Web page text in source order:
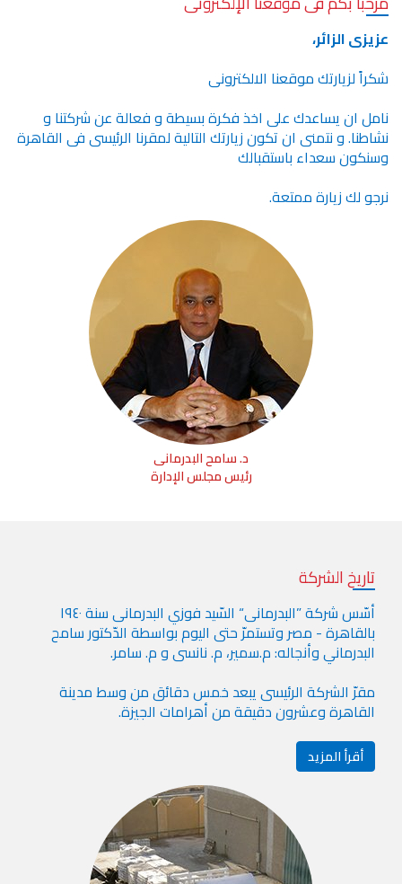
عزيزى الزائر،
شكراً لزيارتك موقعنا الالكترونى
نامل ان يساعدك على اخذ فكرة بسيطة و فعالة عن شركتنا و
نشاطنا. و نتمنى ان تكون زيارتك التالية لمقرنا الرئيسى فى القاهرة
وسنكون سعداء باستقبالك
نرجو لك زيارة ممتعة.
د. سامح البدرمانى
رئيس مجلس الإدارة
تاريخ الشركة
أسّس شركة ”البدرمانى“ السّيد فوزي البدرمانى سنة ١٩٤٠
بالقاهرة - مصر وتستمرّ حتى اليوم بواسطة الدّكتور سامح
البدرماني وأنجاله: م.سمير، م. نانسى و م. سامر.
مقرّ الشركة الرئيسى يبعد خمس دقائق من وسط مدينة
القاهرة وعشرون دقيقة من أهرامات الجيزة.
أقرأ المزيد